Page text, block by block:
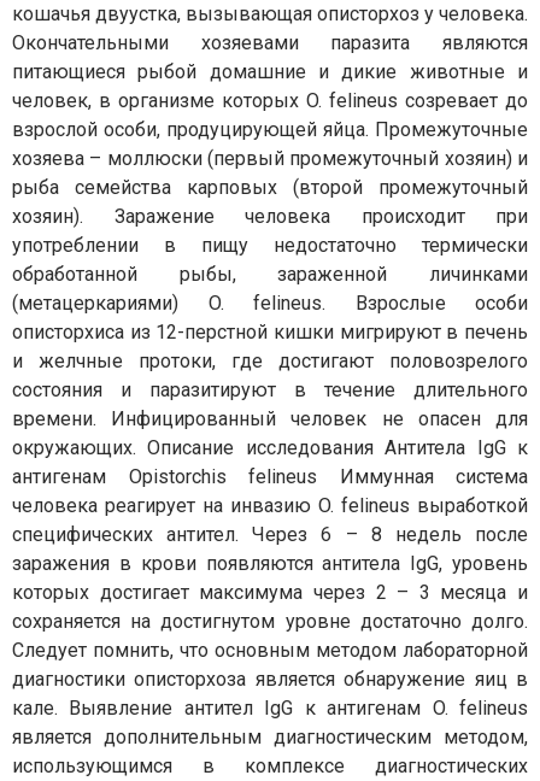
кошачья двуустка, вызывающая описторхоз у человека.
Окончательными хозяевами паразита являются
питающиеся рыбой домашние и дикие животные и
человек, в организме которых O. felineus созревает до
взрослой особи, продуцирующей яйца. Промежуточные
хозяева – моллюски (первый промежуточный хозяин) и
рыба семейства карповых (второй промежуточный
хозяин). Заражение человека происходит при
употреблении в пищу недостаточно термически
обработанной рыбы, зараженной личинками
(метацеркариями) O. felineus. Взрослые особи
описторхиса из 12-перстной кишки мигрируют в печень
и желчные протоки, где достигают половозрелого
состояния и паразитируют в течение длительного
времени. Инфицированный человек не опасен для
окружающих. Описание исследования Антитела IgG к
антигенам Opistorchis felineus Иммунная система
человека реагирует на инвазию O. felineus выработкой
специфических антител. Через 6 – 8 недель после
заражения в крови появляются антитела IgG, уровень
которых достигает максимума через 2 – 3 месяца и
сохраняется на достигнутом уровне достаточно долго.
Следует помнить, что основным методом лабораторной
диагностики описторхоза является обнаружение яиц в
кале. Выявление антител IgG к антигенам O. felineus
является дополнительным диагностическим методом,
использующимся в комплексе диагностических